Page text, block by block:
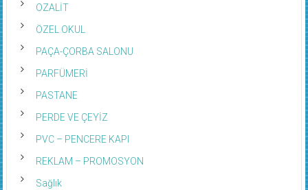
OZALİT
ÖZEL OKUL
PAÇA-ÇORBA SALONU
PARFÜMERİ
PASTANE
PERDE VE ÇEYİZ
PVC – PENCERE KAPI
REKLAM – PROMOSYON
Sağlık